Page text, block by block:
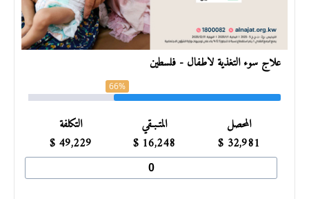
علاج سوء التغذية لأطفال - فلسطين
66%
المحصل
32,981
$
المتـبـقي
16,248
$
التكلفة
49,229
$